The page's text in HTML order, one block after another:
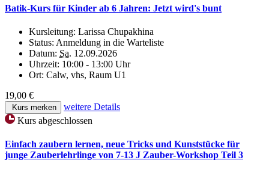
Batik-Kurs für Kinder ab 6 Jahren: Jetzt wird's bunt
Kursleitung: Larissa Chupakhina
Status: Anmeldung in die Warteliste
Datum: Sa. 12.09.2026
Uhrzeit: 10:00 - 13:00 Uhr
Ort: Calw, vhs, Raum U1
19,00 €
Kurs merken
weitere Details
Kurs abgeschlossen
Einfach zaubern lernen, neue Tricks und Kunststücke für
junge Zauberlehrlinge von 7-13 J Zauber-Workshop Teil 3